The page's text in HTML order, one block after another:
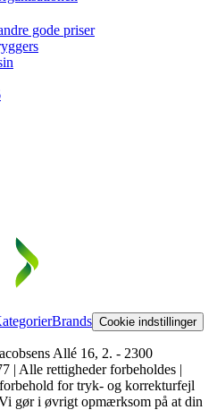
gode priser
Brands Cookie indstillinger
Allé 16, 2. - 2300
| Alle rettigheder forbeholdes |
for tryk- og korrekturfejl
gør i øvrigt opmærksom på at din